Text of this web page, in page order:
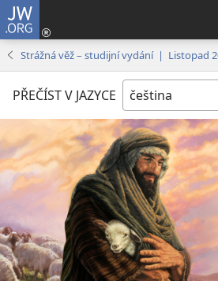
JW.ORG
Strážná věž – studijní vydání | Listopad
PŘEČÍST V JAZYCE